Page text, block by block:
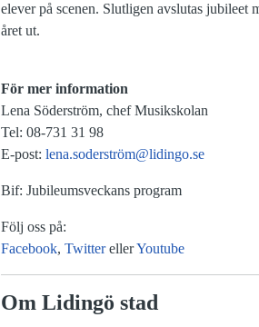
elever på scenen. Slutligen avslutas jubileet
året ut.
För mer information
Lena Söderström, chef Musikskolan
Tel: 08-731 31 98
E-post: lena.soderström@lidingo.se
Bif: Jubileumsveckans program
Följ oss på:
Facebook, TwitterellerYoutube
Om Lidingö stad